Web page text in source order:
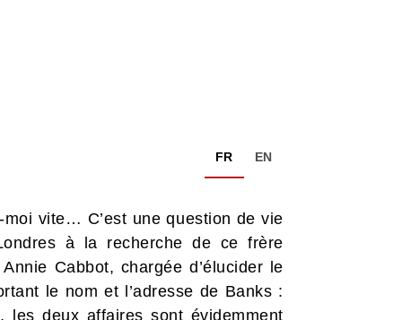
FR EN
vite… C’est une question de vie
à la recherche de ce frère
Cabbot, chargée d’élucider le
le nom et l’adresse de Banks :
les deux affaires sont évidemment